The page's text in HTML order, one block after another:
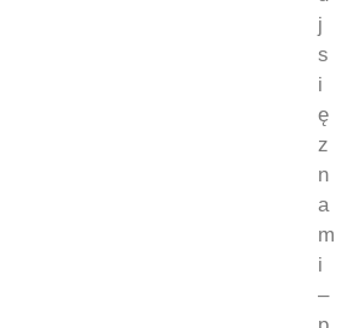
j
s
i
ę
z
n
a
m
i
–